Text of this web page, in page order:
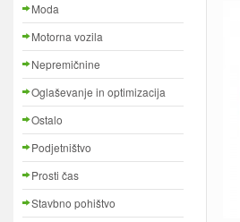
Moda
Motorna vozila
Nepremičnine
Oglaševanje in optimizacija
Ostalo
Podjetništvo
Prosti čas
Stavbno pohištvo